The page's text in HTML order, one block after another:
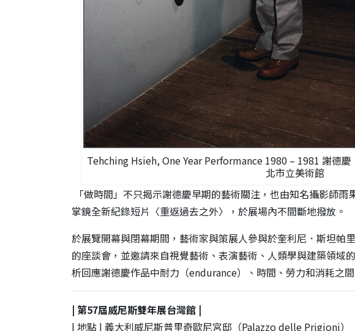
Tehching Hsieh, One Year Performance 1980 – 1981 謝德
北市立美術館
「做時間」不只揭示謝德慶早期的藝術關注，也由知名攝影師雨
掌鏡全新紀錄短片〈重返過去之外〉，於展場內不間斷地撥放。
於展覽開幕與閉幕期間， 藝術家與策展人參與於奎利尼．斯坦帕
的座談會，並邀請來自視覺藝術、 表演藝術、人類學與建築領域
析回應謝德慶作品中耐力（endurance）、時間、勞力和消耗之
| 第57屆威尼斯雙年展台灣館 |
| 地點 | 義大利威尼斯普里奇歐尼宮邸（Palazzo delle Prigioni）